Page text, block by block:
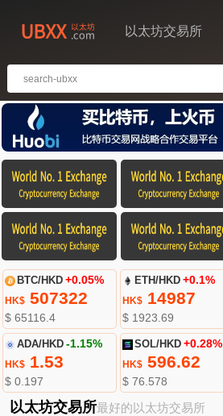
以太坊交易所
BTC/HKD +0.05%
HK$507322
$ 65116.4
ETH/HKD +0.1%
HK$ 14987
$ 1923.69
ADA/HKD -1.15%
HK$1.53
$ 0.197
SOL/HKD +0.28%
HK$ 596.62
$ 76.578
以太坊交易所最好的以太坊交易所